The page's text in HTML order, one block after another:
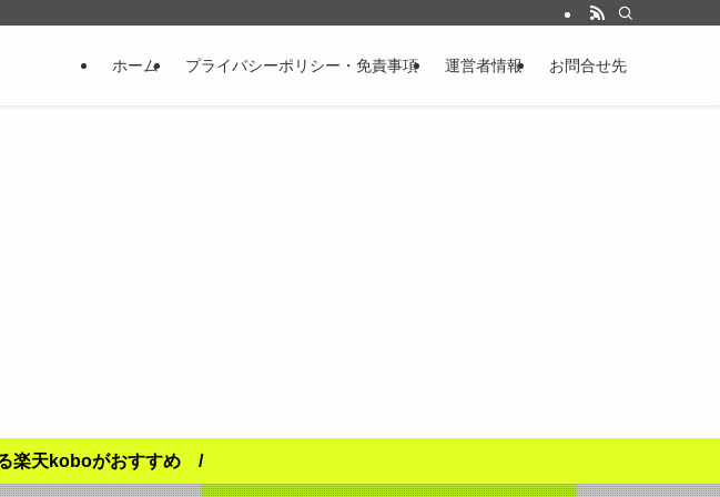
ホーム プライバシーポリシー・免責事項 運営者情報 お問合せ先
楽天koboがおすすめ /